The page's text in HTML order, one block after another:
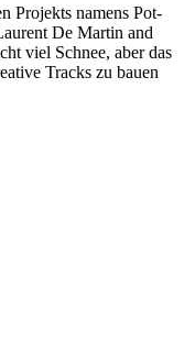
Projekts namens Pot-
De Martin and
viel Schnee, aber das
Tracks zu bauen